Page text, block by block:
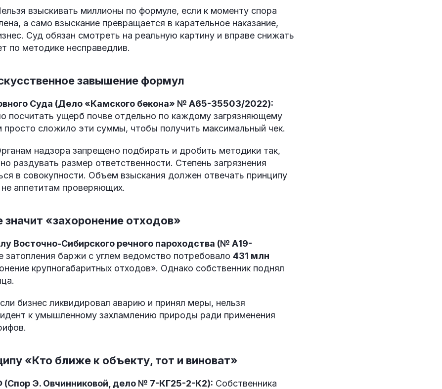
взыскивать миллионы по формуле, если к моменту спора
а само взыскание превращается в карательное наказание,
Суд обязан смотреть на реальную картину и вправе снижать
по методике несправедлив.
завышение формул
Суда (Дело «Камского бекона» № А65-35503/2022):
посчитать ущерб почве отдельно по каждому загрязняющему
просто сложило эти суммы, чтобы получить максимальный чек.
надзора запрещено подбирать и дробить методики так,
раздувать размер ответственности. Степень загрязнения
в совокупности. Объем взыскания должен отвечать принципу
аппетитам проверяющих.
«захоронение отходов»
Восточно-Сибирского речного пароходства (№ А19-
затопления баржи с углем ведомство потребовало 431 млн
крупногабаритных отходов». Однако собственник поднял
бизнес ликвидировал аварию и принял меры, нельзя
к умышленному захламлению природы ради применения
«Кто ближе к объекту, тот и виноват»
(Спор Э. Овчинниковой, дело № 7-КГ25-2-К2): Собственника